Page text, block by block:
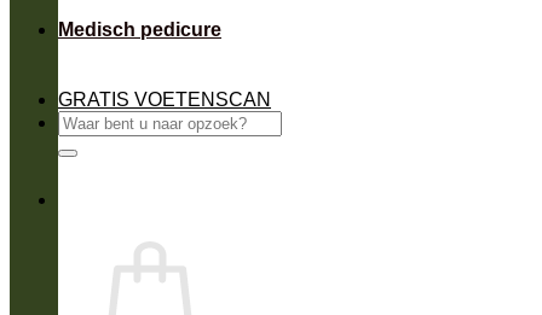
Medisch pedicure
GRATIS VOETENSCAN
Zoeken
naar: